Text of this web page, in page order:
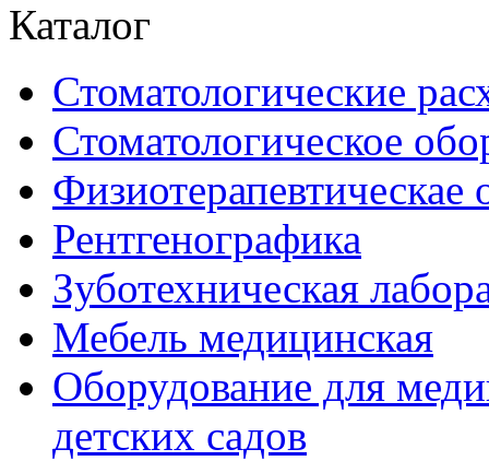
Каталог
Стоматологические
Стоматологическое
Физиотерапевтическае
Рентгенографика
Зуботехническая
Мебель медицинская
Оборудование для
детских садов